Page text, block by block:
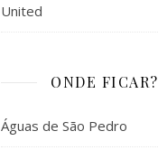
United
ONDE FICAR?
Águas de São Pedro